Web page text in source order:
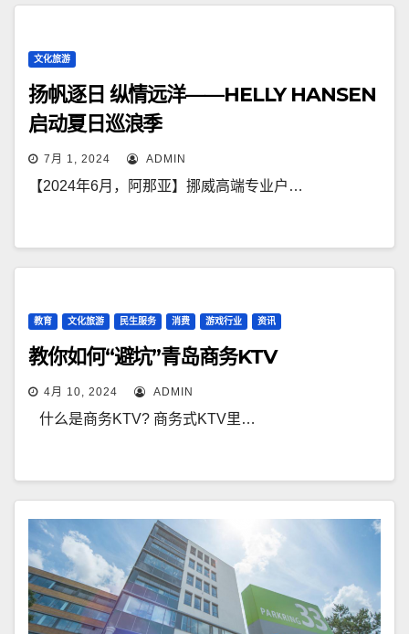
文化旅游
扬帆逐日 纵情远洋——HELLY HANSEN
启动夏日巡浪季
7月 1, 2024 ADMIN
【2024年6月，阿那亚】挪威高端专业户…
教育 文化旅游 民生服务 消费 游戏行业 资讯
教你如何“避坑”青岛商务KTV
4月 10, 2024 ADMIN
什么是商务KTV? 商务式KTV里…